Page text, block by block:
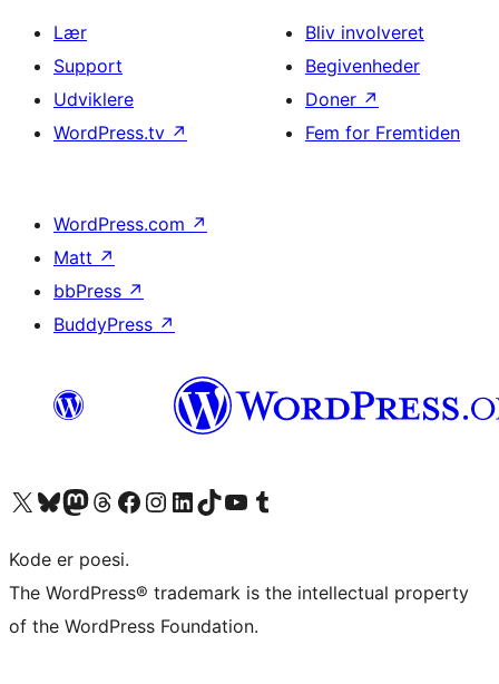
Lær
Support
Udviklere
WordPress.tv ↗
Bliv involveret
Begivenheder
Doner ↗
Fem for Fremtiden
WordPress.com ↗
Matt ↗
bbPress ↗
BuddyPress ↗
Besøg vores X (tidligere Twitter) konto
Besøg vores Bluesky-konto
Besøg vores Mastodon konto
Besøg vores Threads-konto
Besøg vores Facebook sideBesøg vores Instagram konto
Besøg vores LinkedIn konto
Besøg vores TikTok-konto
Besøg vores YouTube-kanalBesøg vores Tumblr-konto
Kode er poesi.
The WordPress® trademark is the intellectual property
of the WordPress Foundation.